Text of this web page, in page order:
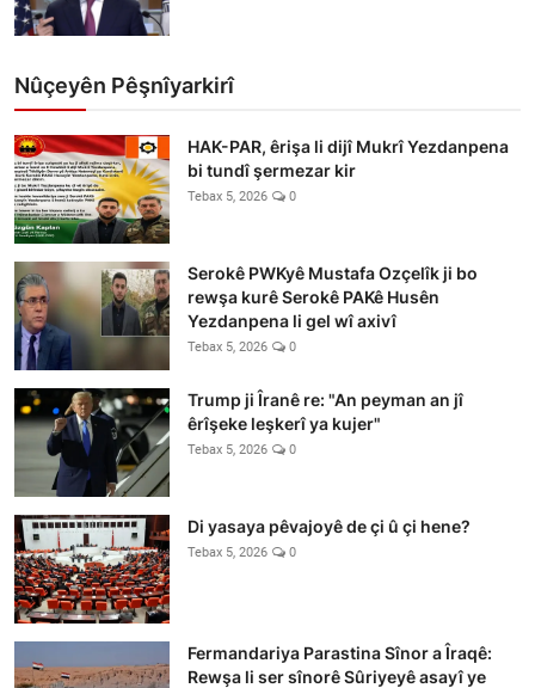
Nûçeyên Pêşnîyarkirî
HAK-PAR, êrişa li dijî Mukrî Yezdanpena
bi tundî şermezar kir
Tebax 5, 2026 0
Serokê PWKyê Mustafa Ozçelîk ji bo
rewşa kurê Serokê PAKê Husên
Yezdanpena li gel wî axivî
Tebax 5, 2026 0
Trump ji Îranê re: "An peyman an jî
êrîşeke leşkerî ya kujer"
Tebax 5, 2026 0
Di yasaya pêvajoyê de çi û çi hene?
Tebax 5, 2026 0
Fermandariya Parastina Sînor a Îraqê:
Rewşa li ser sînorê Sûriyeyê asayî ye